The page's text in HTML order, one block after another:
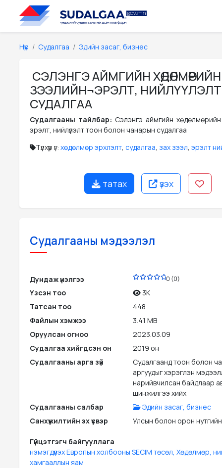
Нүүр Судалгаа Эдийн засаг, бизнес
СЭЛЭНГЭ АЙМГИЙН
ЗЭЭЛИЙН¬ЭРЭЛТ,
СУДАЛГАА
Судалгааны тайлбар: Сэлэнгэ аймгийн
эрэлт, нийлүүлэлт тоон болон чанарын судалгаа
Түлхүүр үг: хөдөлмөр эрхлэлт, судалгаа, зах зээл, эрэлт
татах үзэх
Судалгааны мэдээлэл
Дундаж үнэлгээ 0 (0)
Үзсэн тоо
3K
Татсан тоо
448
Файлын хэмжээ
3.41 MB
Оруулсан огноо
2023.03.09
Судалгаа хийгдсэн он
2019 он
Судалгааны арга зүй
Судалгаанд тоон болон
аргуудыг хэрэглэн
нарийвчилсан байдлаар
шинжилгээ хийх
Судалгааны салбар
Эдийн засаг, бизнес
Санхүүжилтийн эх үүсвэр
Улсын болон орон
Гүйцэтгэгч байгууллага
нэмэгдүүлэх Европын холбооны SECIM төсөл, Хөдөлмөр,
хамгааллын яам